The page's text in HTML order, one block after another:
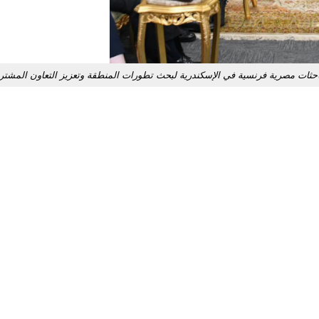
مصرية فرنسية في الإسكندرية لبحث تطورات المنطقة وتعزيز التعاون